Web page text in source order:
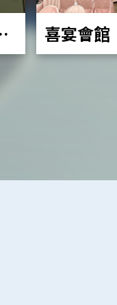
喜宴會館